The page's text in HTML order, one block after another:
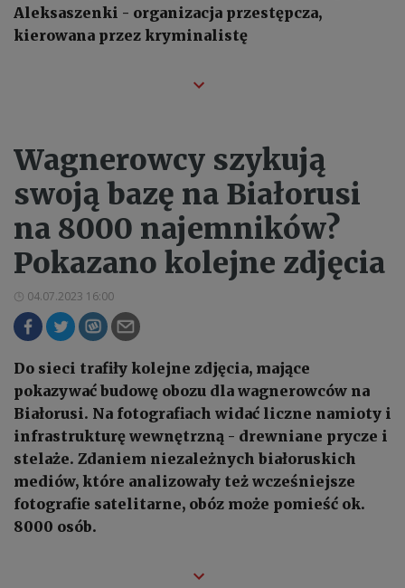
Aleksaszenki - organizacja przestępcza,
kierowana przez kryminalistę
Wagnerowcy szykują
swoją bazę na Białorusi
na 8000 najemników?
Pokazano kolejne zdjęcia
04.07.2023 16:00
Do sieci trafiły kolejne zdjęcia, mające
pokazywać budowę obozu dla wagnerowców na
Białorusi. Na fotografiach widać liczne namioty i
infrastrukturę wewnętrzną - drewniane prycze i
stelaże. Zdaniem niezależnych białoruskich
mediów, które analizowały też wcześniejsze
fotografie satelitarne, obóz może pomieść ok.
8000 osób.